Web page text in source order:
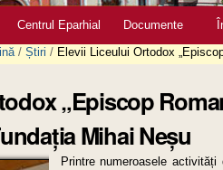
Centrul Eparhial Documente
/ Știri / Elevii Liceului Ortodox
„Episcop
Mihai Neșu
Printre numeroasele